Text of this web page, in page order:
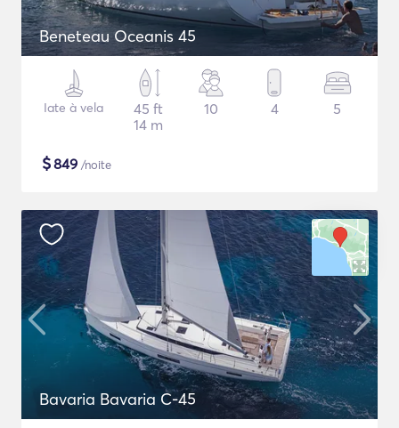
Beneteau Oceanis 45
Iate à vela
45 ft
14 m
10 4 5
$849 /noite
Bavaria Bavaria C-45